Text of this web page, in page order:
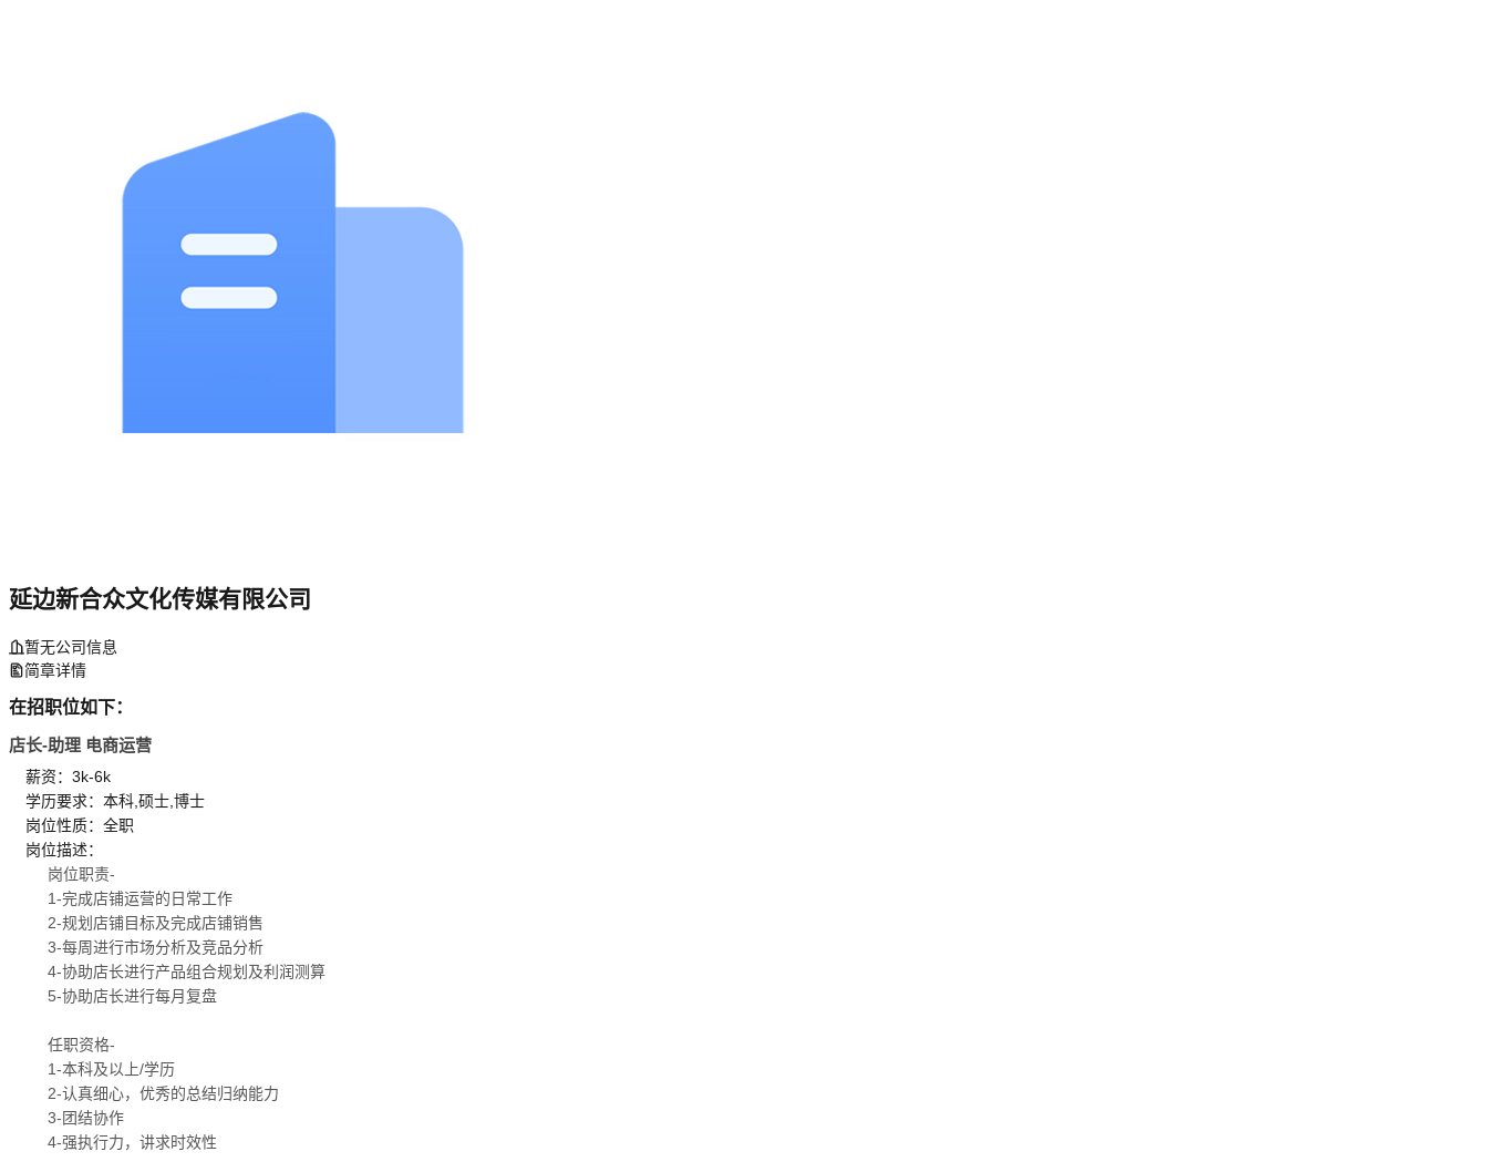
延边新合众文化传媒有限公司
暂无公司信息
简章详情
在招职位如下：
店长-助理 电商运营
薪资：3k-6k
学历要求：本科,硕士,博士
岗位性质：全职
岗位描述：
岗位职责-
1-完成店铺运营的日常工作
2-规划店铺目标及完成店铺销售
3-每周进行市场分析及竞品分析
4-协助店长进行产品组合规划及利润测算
5-协助店长进行每月复盘
任职资格-
1-本科及以上/学历
2-认真细心，优秀的总结归纳能力
3-团结协作
4-强执行力，讲求时效性